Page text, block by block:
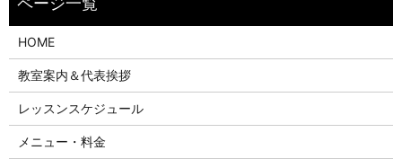
HOME
教室案内＆代表挨拶
レッスンスケジュール
メニュー・料金